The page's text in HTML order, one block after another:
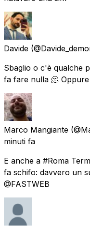
Davide
Sbaglio o c'è qualche
fa fare nulla 🫠
Marco Mangiante
minuti fa
E anche a #Roma
fa schifo: davvero un
@FASTWEB